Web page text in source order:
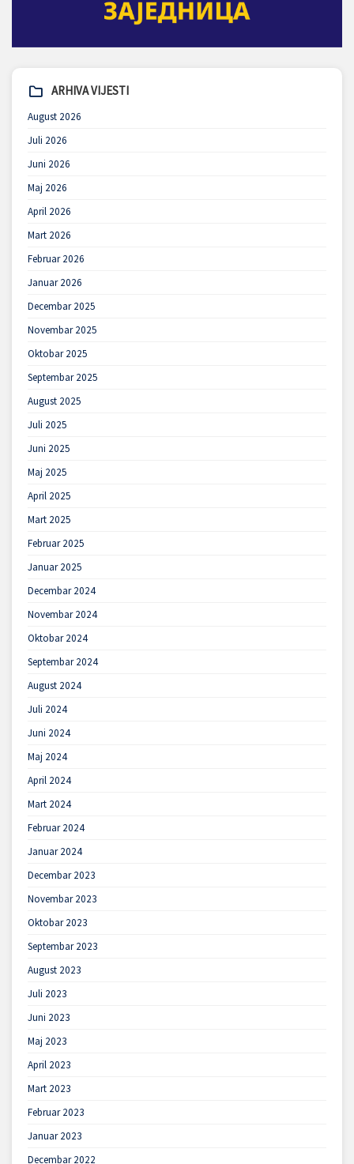
ARHIVA VIJESTI
August 2026
Juli 2026
Juni 2026
Maj 2026
April 2026
Mart 2026
Februar 2026
Januar 2026
Decembar 2025
Novembar 2025
Oktobar 2025
Septembar 2025
August 2025
Juli 2025
Juni 2025
Maj 2025
April 2025
Mart 2025
Februar 2025
Januar 2025
Decembar 2024
Novembar 2024
Oktobar 2024
Septembar 2024
August 2024
Juli 2024
Juni 2024
Maj 2024
April 2024
Mart 2024
Februar 2024
Januar 2024
Decembar 2023
Novembar 2023
Oktobar 2023
Septembar 2023
August 2023
Juli 2023
Juni 2023
Maj 2023
April 2023
Mart 2023
Februar 2023
Januar 2023
Decembar 2022